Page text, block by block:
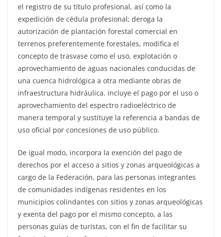
el registro de su título profesional, así como la
expedición de cédula profesional; deroga la
autorización de plantación forestal comercial en
terrenos preferentemente forestales, modifica el
concepto de trasvase como el uso, explotación o
aprovechamiento de aguas nacionales conducidas de
una cuenca hidrológica a otra mediante obras de
infraestructura hidráulica. incluye el pago por el uso o
aprovechamiento del espectro radioeléctrico de
manera temporal y sustituye la referencia a bandas de
uso oficial por concesiones de uso público.
De igual modo, incorpora la exención del pago de
derechos por el acceso a sitios y zonas arqueológicas a
cargo de la Federación, para las personas integrantes
de comunidades indígenas residentes en los
municipios colindantes con sitios y zonas arqueológicas
y exenta del pago por el mismo concepto, a las
personas guías de turistas, con el fin de facilitar su